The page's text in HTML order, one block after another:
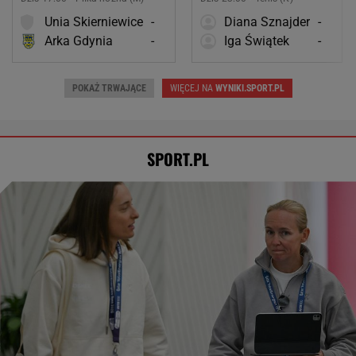
Unia Skierniewice -
Arka Gdynia
-
Diana Sznajder -
Iga Świątek
-
POKAŻ TRWAJĄCE WIĘCEJ NAWYNIKI.SPORT.PL
SPORT.PL